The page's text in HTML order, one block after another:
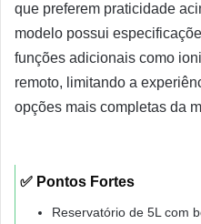
que preferem praticidade
modelo possui
funções adicionais como
remoto, limitando a
opções mais completas da
✅ Pontos Fortes
Reservatório de 5L com